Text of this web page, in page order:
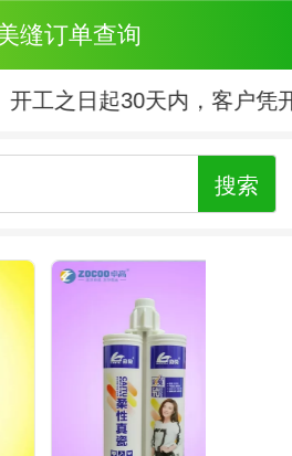
缝订单查询
开工之日起30天内，客户凭